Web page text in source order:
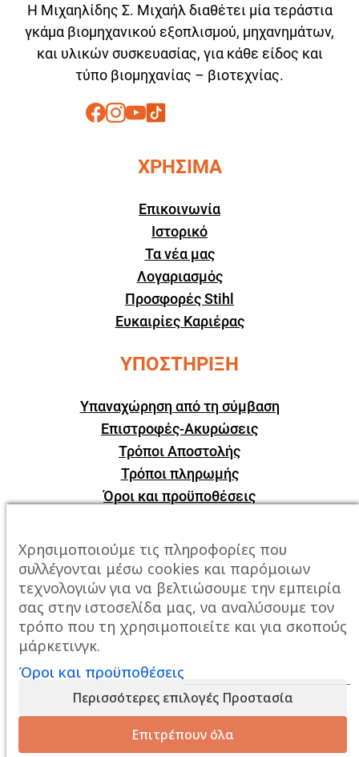
Η Μιχαηλίδης Σ. Μιχαήλ διαθέτει μία τεράστια
γκάμα βιομηχανικού εξοπλισμού, μηχανημάτων,
και υλικών συσκευασίας, για κάθε είδος και
τύπο βιομηχανίας – βιοτεχνίας.
ΧΡΗΣΙΜΑ
Επικοινωνία
Ιστορικό
Τα νέα μας
Λογαριασμός
Προσφορές Stihl
Ευκαιρίες Καριέρας
ΥΠΟΣΤΗΡΙΞΗ
Υπαναχώρηση από τη σύμβαση
Επιστροφές-Ακυρώσεις
Τρόποι Αποστολής
Τρόποι πληρωμής
Όροι και προϋποθέσεις
ΕΠΙΚΟΙΝΩΝΙΑ
Πόλη: Καβάλα, Σταυρός Αμυγδαλεώνα
Τηλέφωνο:2510247678
Web-Mate
Χρησιμοποιούμε τις πληροφορίες που
συλλέγονται μέσω cookies και παρόμοιων
τεχνολογιών για να βελτιώσουμε την εμπειρία
σας στην ιστοσελίδα μας, να αναλύσουμε τον
τρόπο που τη χρησιμοποιείτε και για σκοπούς
μάρκετινγκ.
Όροι και προϋποθέσεις
Περισσότερες επιλογές Προστασία
Επιτρέπουν όλα